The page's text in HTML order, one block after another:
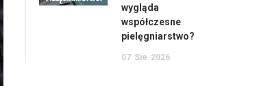
wygląda
współczesne
pielęgniarstwo?
07 Sie 2026